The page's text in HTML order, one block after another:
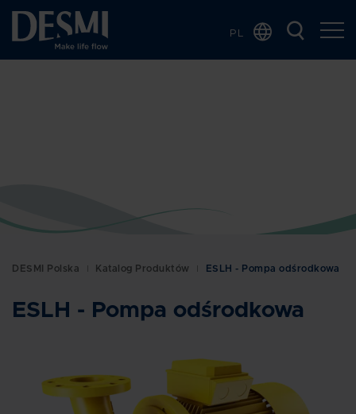
PL
Norwegian
Spanish
DESMI Polska Katalog Produktów ESLH - Pompa odśrodkowa
ESLH - Pompa odśrodkowa